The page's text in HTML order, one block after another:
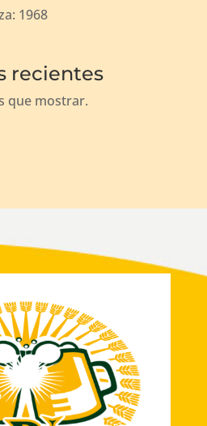
1968
recientes
que mostrar.